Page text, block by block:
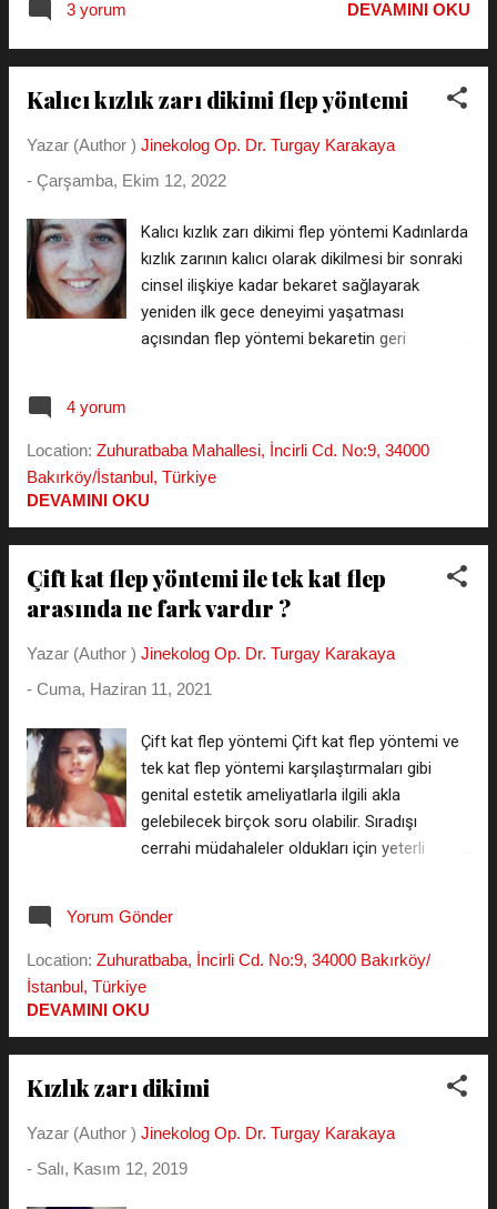
hymen yani kızlık zarı kelimesinden türemiş
bir ameliyat tekniğidir. Kalıcı kızlık zarı dikimi
olarak iki farklı tercihe ayrılır. Bakirelik diktirme
ameliyatlarının halk arasındaki anlatımıdır.
Genel bir tabir olup aşağıdaki bilgileri kapsar.
Whasapp linkimize tıklayarak fiyat listesi
alabilirsiniz. Kalıcı Kızlık Zarı Dikimi Kalıcı
kızlık zarı dikimi flep yöntemi denilen teknikle
yapılır. Kalıcı himenoplastide vajina
duvarlarından ince tabakalar kaldırılarak vajina
3 yorum DEVAMINI OKU
Kalıcı kızlık zarı dikimi flep yöntemi
Yazar (Author ) Jinekolog Op. Dr. Turgay Karakaya
- Çarşamba, Ekim 12, 2022
Kalıcı kızlık zarı dikimi flep yöntemi Kadınlarda
kızlık zarının kalıcı olarak dikilmesi bir sonraki
cinsel ilişkiye kadar bekaret sağlayarak
yeniden ilk gece deneyimi yaşatması
açısından flep yöntemi bekaretin geri
ihtiyaç hisseden genç bayanların ilk olarak
düşündükleri operasyon modeli olmayı
başarmıştır. Görünüş olarak yarım saatten az
süren bir küçük cerrahi müdahale olmasına
rağmen hastaların ameliyattan beklentilerinin
aşırı yüksek olması sebebi ile birçok doktorun
yapmayı tercih etmediği bir ameliyattır. Bunun
derecesiyle açıklanabilir. *** Kızlık Zarı
Dikimi Fiyat Listesini WhatsApp'tan isteyin
- gizli kalır ) Kızlık Zarı Dikimi Yorumlarını
Okuyun, Kayıtsız İsimsiz Yorum Yazın
Jinekolog Op. Dr. Turgay Karakaya
Cerrahpaşa Tıp...
4 yorum
Location: Zuhuratbaba Mahallesi, İncirli Cd. No:9, 34000
Bakırköy/İstanbul, Türkiye
DEVAMINI OKU
Çift kat flep yöntemi ile tek kat flep
arasında ne fark vardır ?
Yazar (Author ) Jinekolog Op. Dr. Turgay Karakaya
- Cuma, Haziran 11, 2021
Çift kat flep yöntemi Çift kat flep yöntemi ve
tek kat flep yöntemi karşılaştırmaları gibi
genital estetik ameliyatlarla ilgili akla
gelebilecek birçok soru olabilir. Sıradışı
cerrahi müdahaleler oldukları için yeterli
çalışalım. *** Kızlık Zarı Dikimi Fiyat
Listesini WhatsApp'tan isteyin *** ( kişiler
listesine kaydetmeniz gerekmez - gizli kalır )
Kızlık Zarı Dikimi Yorumlarını Okuyun, Kayıtsız
İsimsiz Yorum Yazın İleri tarihlerde
yaşanabilecek ilk cinsel ilişkide kızlık zarı
kanaması ortaya çıkması amaçlı yapılan
flep yöntemi hastanın isteğine ve vajinal
yapısına bağlı olarak çift kat şeklinde
Yorum Gönder
Location: Zuhuratbaba, İncirli Cd. No:9, 34000 Bakırköy/
İstanbul, Türkiye
DEVAMINI OKU
Kızlık zarı dikimi
Yazar (Author ) Jinekolog Op. Dr. Turgay Karakaya
- Salı, Kasım 12, 2019